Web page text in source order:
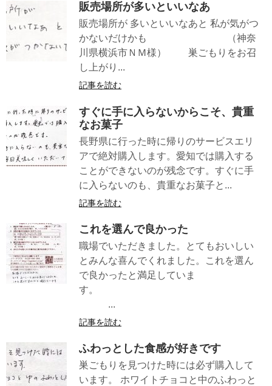
販売場所が多いといいなあ
販売場所が 多いといいなあと 私が気がつ
かないだけかも （神奈
川県横浜市ＮＭ様） 巣ごもりをお召
し上がり...
記事を読む
すぐに手に入らないからこそ、貴重
なお菓子
長野県に行った時に帰りのサービスエリ
アで絶対購入します。愛知では購入する
ことができないのが残念です。すぐに手
に入らないのも、貴重なお菓子と...
記事を読む
これを選んで良かった
職場でいただきました。とてもおいしい
とみんな喜んでくれました。これを選ん
で良かったと満足していま
す。
...
記事を読む
ふわっとした食感が好きです
巣ごもりを見つけた時には必ず購入して
います。 ホワイトチョコと中のふわっと